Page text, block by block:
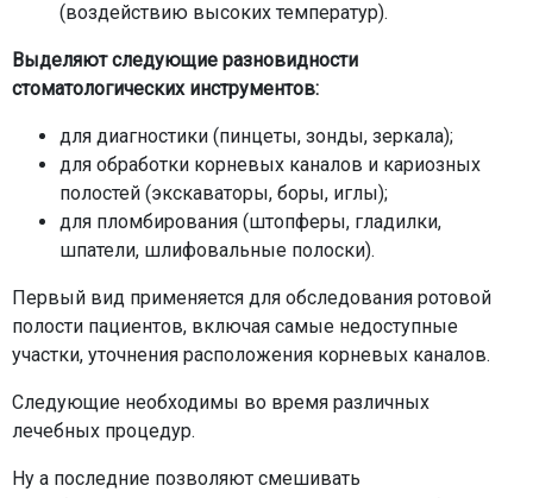
(воздействию высоких температур).
Выделяют следующие разновидности
стоматологических инструментов:
для диагностики (пинцеты, зонды, зеркала);
для обработки корневых каналов и кариозных
полостей (экскаваторы, боры, иглы);
для пломбирования (штопферы, гладилки,
шпатели, шлифовальные полоски).
Первый вид применяется для обследования ротовой
полости пациентов, включая самые недоступные
участки, уточнения расположения корневых каналов.
Следующие необходимы во время различных
лечебных процедур.
Ну а последние позволяют смешивать